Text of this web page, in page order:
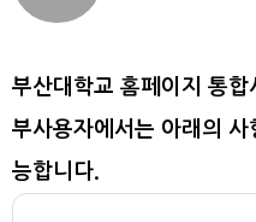
부산대학교 홈페이지 통합
부사용자에서는 아래의
능합니다.